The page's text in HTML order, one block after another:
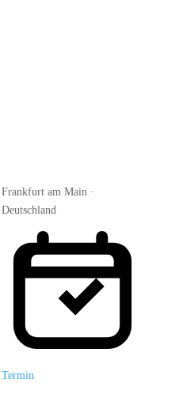
Frankfurt am Main ·
Deutschland
Termin